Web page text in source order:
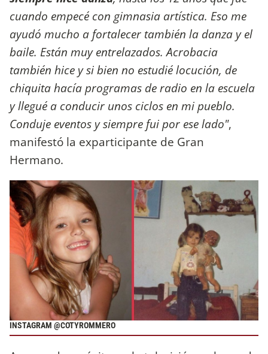
cuando empecé con gimnasia artística. Eso me
ayudó mucho a fortalecer también la danza y el
baile. Están muy entrelazados. Acrobacia
también hice y si bien no estudié locución, de
chiquita hacía programas de radio en la escuela
y llegué a conducir unos ciclos en mi pueblo.
Conduje eventos y siempre fui por ese lado",
manifestó la exparticipante de Gran
Hermano.
INSTAGRAM @COTYROMMERO